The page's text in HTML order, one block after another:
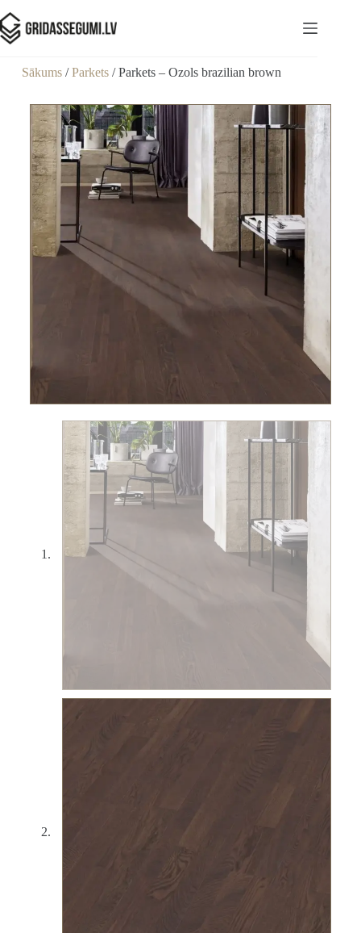
Sākums/Parkets/ Parkets – Ozols brazilian brown